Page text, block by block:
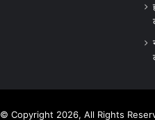
© Copyright 2026, All Rights